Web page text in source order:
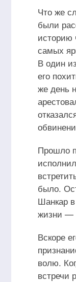
Что же
были
историю
самых
В один
его
же день
Прошло
было.
Шанкар
жизни —
Вскоре
волю.
встречи